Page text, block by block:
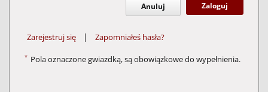
Anuluj Zaloguj
Zarejestruj się | Zapomniałeś hasła?
* Pola oznaczone gwiazdką, są obowiązkowe do wypełnienia.